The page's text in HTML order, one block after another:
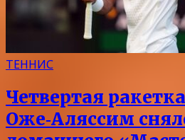
ТЕННИС
Четвертая
Оже‑Аляссим